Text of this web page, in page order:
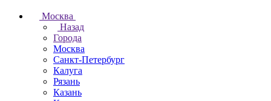
Москва
Назад
Города
Москва
Санкт-Петербург
Калуга
Рязань
Казань